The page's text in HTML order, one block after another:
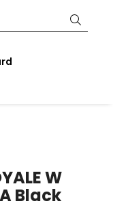
W
Black